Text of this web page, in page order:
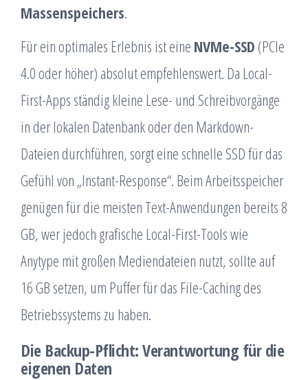
Massenspeichers.
Für ein optimales Erlebnis ist eine NVMe-SSD (PCIe
4.0 oder höher) absolut empfehlenswert. Da Local-
First-Apps ständig kleine Lese- und Schreibvorgänge
in der lokalen Datenbank oder den Markdown-
Dateien durchführen, sorgt eine schnelle SSD für das
Gefühl von „Instant-Response“. Beim Arbeitsspeicher
genügen für die meisten Text-Anwendungen bereits 8
GB, wer jedoch grafische Local-First-Tools wie
Anytype mit großen Mediendateien nutzt, sollte auf
16 GB setzen, um Puffer für das File-Caching des
Betriebssystems zu haben.
Die Backup-Pflicht: Verantwortung für die
eigenen Daten